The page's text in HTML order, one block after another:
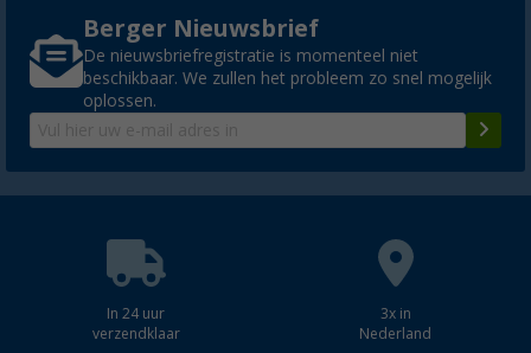
Berger Nieuwsbrief
De nieuwsbriefregistratie is momenteel niet
beschikbaar. We zullen het probleem zo snel mogelijk
oplossen.
In 24 uur
verzendklaar
3x in
Nederland